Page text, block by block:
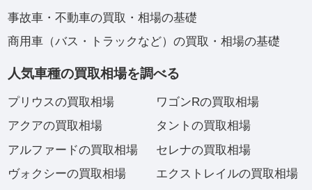
事故車・不動車の買取・相場の基礎
商用車（バス・トラックなど）の買取・相場の基礎
人気車種の買取相場を調べる
プリウスの買取相場
アクアの買取相場
アルファードの買取相場
ヴォクシーの買取相場
ワゴンRの買取相場
タントの買取相場
セレナの買取相場
エクストレイルの買取相場